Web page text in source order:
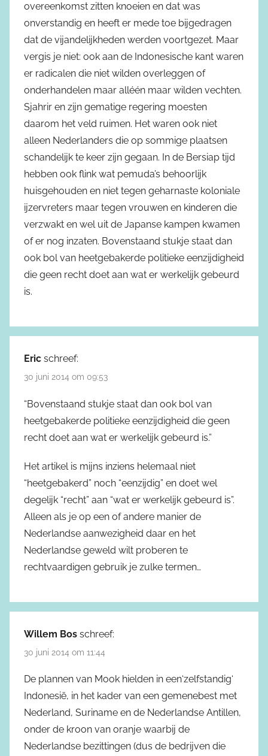
overeenkomst zitten knoeien en dat was
onverstandig en heeft er mede toe bijgedragen
dat de vijandelijkheden werden voortgezet. Maar
vergis je niet: ook aan de Indonesische kant waren
er radicalen die niet wilden overleggen of
onderhandelen maar alléén maar wilden vechten.
Sjahrir en zijn gematige regering moesten
daarom het veld ruimen. Het waren ook niet
alleen Nederlanders die op sommige plaatsen
schandelijk te keer zijn gegaan. In de Bersiap tijd
hebben ook flink wat pemuda’s behoorlijk
huisgehouden en niet tegen geharnaste koloniale
ijzervreters maar tegen vrouwen en kinderen die
verzwakt en wel uit de Japanse kampen kwamen
of er nog inzaten. Bovenstaand stukje staat dan
ook bol van heetgebakerde politieke eenzijdigheid
die geen recht doet aan wat er werkelijk gebeurd
is.
Eric schreef:
30 juni 2014 om 09:53
“Bovenstaand stukje staat dan ook bol van
heetgebakerde politieke eenzijdigheid die geen
recht doet aan wat er werkelijk gebeurd is.”
Het artikel is mijns inziens helemaal niet
“heetgebakerd” noch “eenzijdig” en doet wel
degelijk “recht” aan “wat er werkelijk gebeurd is”.
Alleen als je op een of andere manier de
Nederlandse aanwezigheid daar en het
Nederlandse geweld wilt proberen te
rechtvaardigen gebruik je zulke termen…
Willem Bos schreef:
30 juni 2014 om 11:44
De plannen van Mook hielden in een‘zelfstandig‘
Indonesië, in het kader van een gemenebest met
Nederland, Suriname en de Nederlandse Antillen,
onder de kroon van oranje waarbij de
Nederlandse bezittingen (dus de bedrijven die